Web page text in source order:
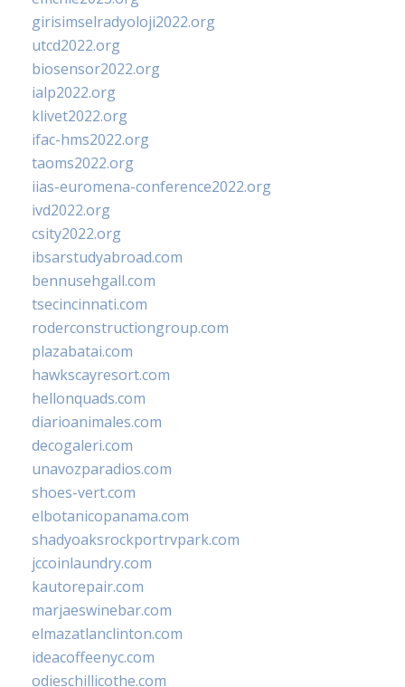
girisimselradyoloji2022.org
utcd2022.org
biosensor2022.org
ialp2022.org
klivet2022.org
ifac-hms2022.org
taoms2022.org
iias-euromena-conference2022.org
ivd2022.org
csity2022.org
ibsarstudyabroad.com
bennusehgall.com
tsecincinnati.com
roderconstructiongroup.com
plazabatai.com
hawkscayresort.com
hellonquads.com
diarioanimales.com
decogaleri.com
unavozparadios.com
shoes-vert.com
elbotanicopanama.com
shadyoaksrockportrvpark.com
jccoinlaundry.com
kautorepair.com
marjaeswinebar.com
elmazatlanclinton.com
ideacoffeenyc.com
odieschillicothe.com